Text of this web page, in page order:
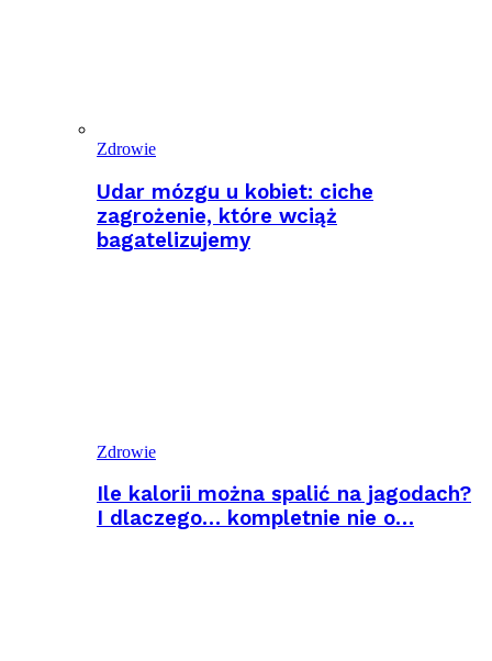
Zdrowie
Udar mózgu u kobiet: ciche
zagrożenie, które wciąż
bagatelizujemy
Zdrowie
Ile kalorii można spalić na jagodach?
I dlaczego… kompletnie nie o…